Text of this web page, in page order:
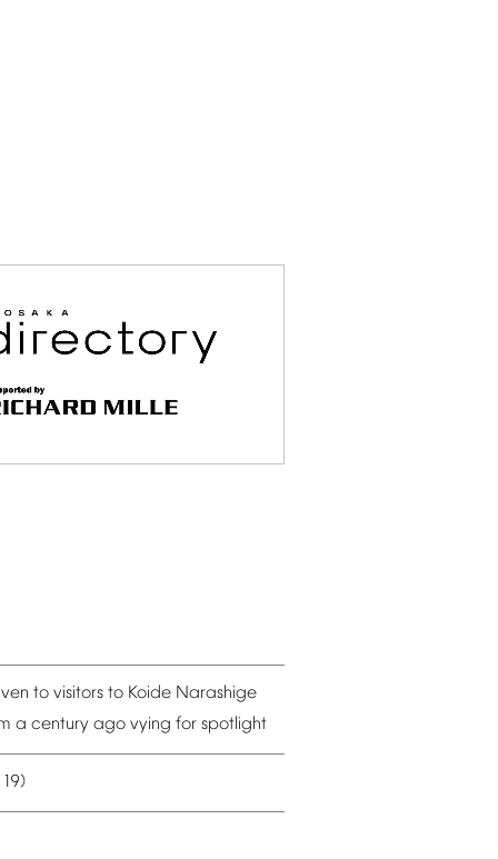
to visitors to Koide Narashige
a century ago vying for spotlight
19)